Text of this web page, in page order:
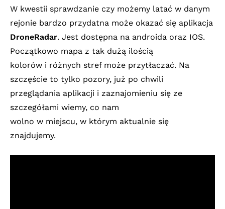
W kwestii sprawdzanie czy możemy latać w danym
rejonie bardzo przydatna może okazać się aplikacja
DroneRadar. Jest dostępna na androida oraz IOS.
Początkowo mapa z tak dużą ilością
kolorów i różnych stref może przytłaczać. Na
szczęście to tylko pozory, już po chwili
przeglądania aplikacji i zaznajomieniu się ze
szczegółami wiemy, co nam
wolno w miejscu, w którym aktualnie się
znajdujemy.